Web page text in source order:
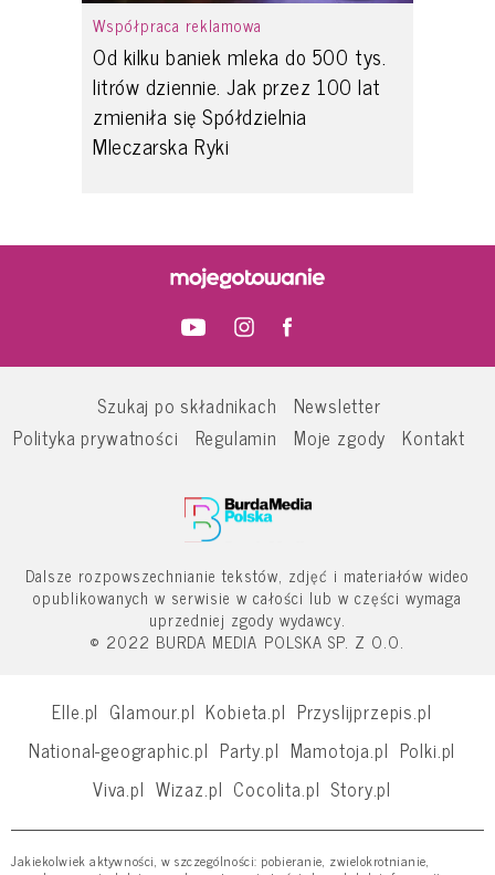
Współpraca reklamowa
Od kilku baniek mleka do 500 tys.
litrów dziennie. Jak przez 100 lat
zmieniła się Spółdzielnia
Mleczarska Ryki
Szukaj po składnikach
Newsletter
Polityka prywatności
Regulamin Moje zgody Kontakt
Dalsze rozpowszechnianie tekstów, zdjęć i materiałów wideo
opublikowanych w serwisie w całości lub w części wymaga
uprzedniej zgody wydawcy.
© 2022 BURDA MEDIA POLSKA SP. Z O.O.
Elle.pl Glamour.pl Kobieta.pl Przyslijprzepis.pl
National-geographic.pl Party.pl Mamotoja.pl Polki.pl
Viva.pl Wizaz.pl Cocolita.pl Story.pl
Jakiekolwiek aktywności, w szczególności: pobieranie, zwielokrotnianie,